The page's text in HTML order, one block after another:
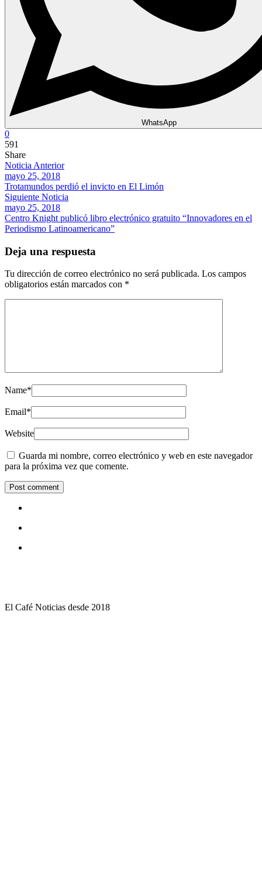
WhatsApp
0
591
Share
Noticia Anterior
mayo 25, 2018
Trotamundos perdió el invicto en El Limón
Siguiente Noticia
mayo 25, 2018
Centro Knight publicó libro electrónico gratuito “Innovadores en el
Periodismo Latinoamericano”
Deja una respuesta
Tu dirección de correo electrónico no será publicada. Los campos
obligatorios están marcados con *
Name*
Email*
Website
Guarda mi nombre, correo electrónico y web en este navegador
para la próxima vez que comente.
El Café Noticias desde 2018